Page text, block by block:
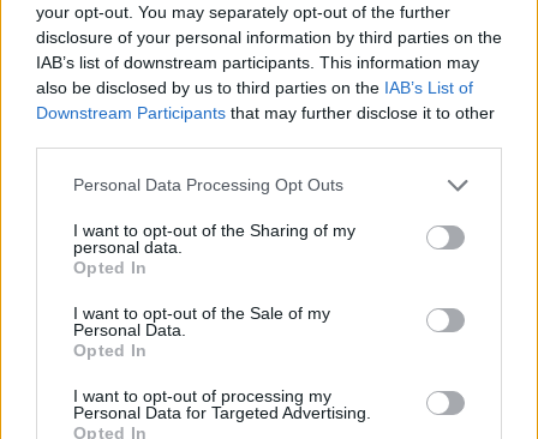
your opt-out. You may separately opt-out of the further
disclosure of your personal information by third parties on the
IAB’s list of downstream participants. This information may
also be disclosed by us to third parties on the IAB’s List of
Downstream Participants that may further disclose it to other
Please note that this website/app uses one or more Google
not limited to your visit or usage behaviour. You may click to
grant or deny consent to Google and its third-party tags to
use your data for below specified purposes in below Google
consent section.
Personal Data Processing Opt Outs
I want to opt-out of the Sharing of my
personal data.
Opted In
I want to opt-out of the Sale of my
Personal Data.
Opted In
I want to opt-out of processing my
Personal Data for Targeted Advertising.
Opted In
Την ίδια ώρα, ανάλογο σκηνικό τρόμου
εκτυλίχθηκε και στη Μολδαβία, στην περιοχή του
Όρχεϊ. Οι αστυνομικές αρχές ενημερώθηκαν
γύρω στα μεσάνυχτα από κάτοικο της περιοχής
για ένα άγνωστο ιπτάμενο αντικείμενο που
πετούσε κοντά στο χωριό Λόπατνα, το οποίο και
εξερράγη λίγα λεπτά μετά την εμφάνισή του.
Στο σημείο έσπευσαν αμέσως ισχυρές δυνάμεις
της αστυνομίας, μονάδες της Διεύθυνσης
Μονάδας Εξουδετέρωσης Εκρηκτικών
Μηχανισμών, οι οποίοι απέκλεισαν την περιοχή για
τη διενέργεια ερευνών και την αξιολόγηση τυχόν
κινδύνων.